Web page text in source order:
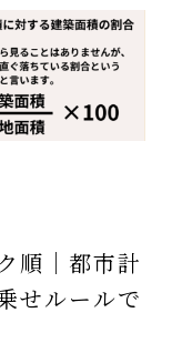
順｜都市計
ルールで